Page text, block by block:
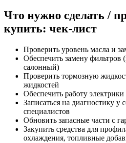
Что нужно сделать /
купить: чек-лист
Проверить уровень масла и
Обеспечить замену
салонный)
Проверить тормозную
жидкостей
Обеспечить работу
Записаться на диагностику
специалистов
Обновить запасные части с
Закупить средства для
охлаждения, топливные